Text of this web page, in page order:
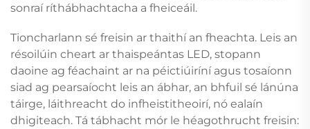
sonraí ríthábhachtacha a fheiceáil.
Tioncharlann sé freisin ar thaithí an fheachta. Leis an
résoilúin cheart ar thaispeántas LED, stopann
daoine ag féachaint ar na péictiúiríní agus tosaíonn
siad ag pearsaíocht leis an ábhar, an bhfuil sé lánúna
táirge, láithreacht do infheistitheoirí, nó ealaín
dhigiteach. Tá tábhacht mór le héagothrucht freisin: